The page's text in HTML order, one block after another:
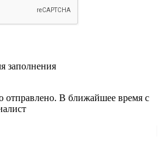
заполнения
В ближайшее время с